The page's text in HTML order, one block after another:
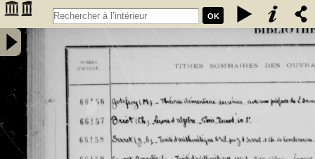
OK
Inventaire des fonds patrimoniaux lettres et sciences des
bibliothèques universitaires de Bordeaux. Registre 46. Numéros
d'inventaire de FR 66156 à FR 67930 - Université de Bordeaux
(1441-1970)